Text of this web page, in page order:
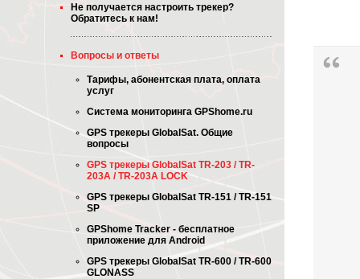
Не получается настроить трекер?
Обратитесь к нам!
Вопросы и ответы
Тарифы, абонентская плата, оплата
услуг
Система мониторинга GPShome.ru
GPS трекеры GlobalSat. Общие
вопросы
GPS трекеры GlobalSat TR-203 / TR-
203A / TR-203A LOCK
GPS трекеры GlobalSat TR-151 / TR-151
SP
GPShome Tracker - бесплатное
приложение для Android
GPS трекеры GlobalSat TR-600 / TR-600
GLONASS